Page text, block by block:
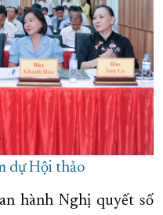
dự Hội thảo
hành Nghị quyết số